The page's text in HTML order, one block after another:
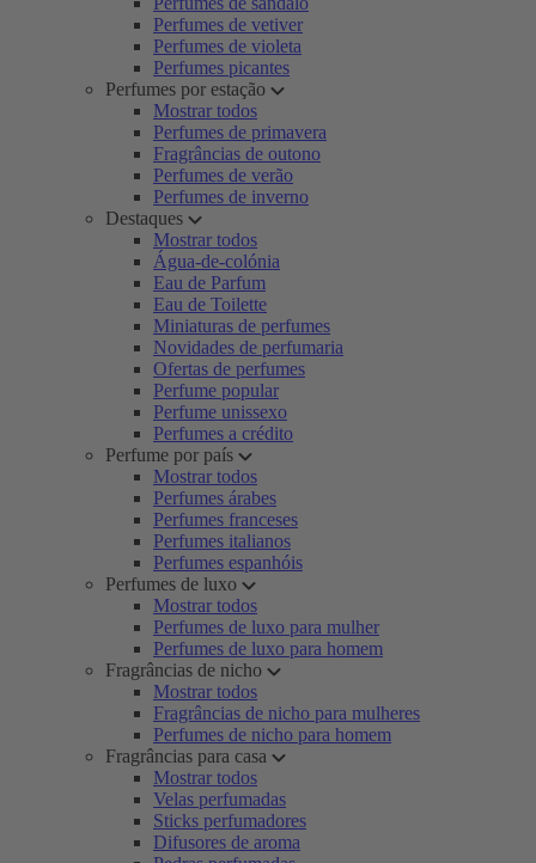
Perfumes de vetiver
Perfumes de violeta
Perfumes picantes
Perfumes por estação
Mostrar todos
Perfumes de primavera
Fragrâncias de outono
Perfumes de verão
Perfumes de inverno
Destaques
Mostrar todos
Água-de-colónia
Eau de Parfum
Eau de Toilette
Miniaturas de perfumes
Novidades de perfumaria
Ofertas de perfumes
Perfume popular
Perfume unissexo
Perfumes a crédito
Perfume por país
Mostrar todos
Perfumes árabes
Perfumes franceses
Perfumes italianos
Perfumes espanhóis
Perfumes de luxo
Mostrar todos
Perfumes de luxo para mulher
Perfumes de luxo para homem
Fragrâncias de nicho
Mostrar todos
Fragrâncias de nicho para mulheres
Perfumes de nicho para homem
Fragrâncias para casa
Mostrar todos
Velas perfumadas
Sticks perfumadores
Difusores de aroma